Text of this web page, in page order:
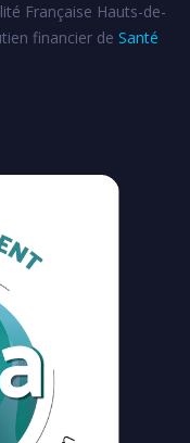
Française Hauts-de-
financier de Santé